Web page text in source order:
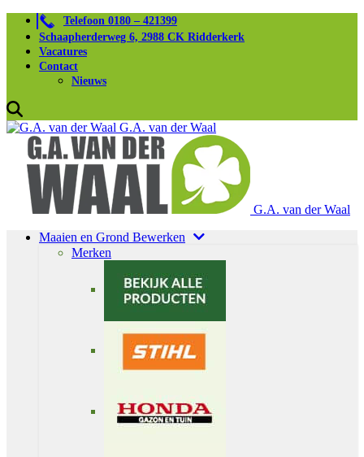
Telefoon 0180 – 421399
Schaapherderweg 6, 2988 CK Ridderkerk
Vacatures
Contact
Nieuws
G.A. van der Waal
G.A. van der Waal
Maaien en Grond Bewerken
Merken